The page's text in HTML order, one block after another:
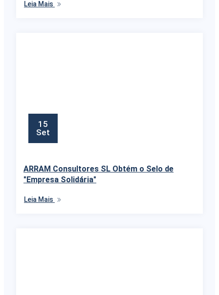
Leia Mais
15
Set
ARRAM Consultores SL Obtém o Selo de
"Empresa Solidária"
Leia Mais